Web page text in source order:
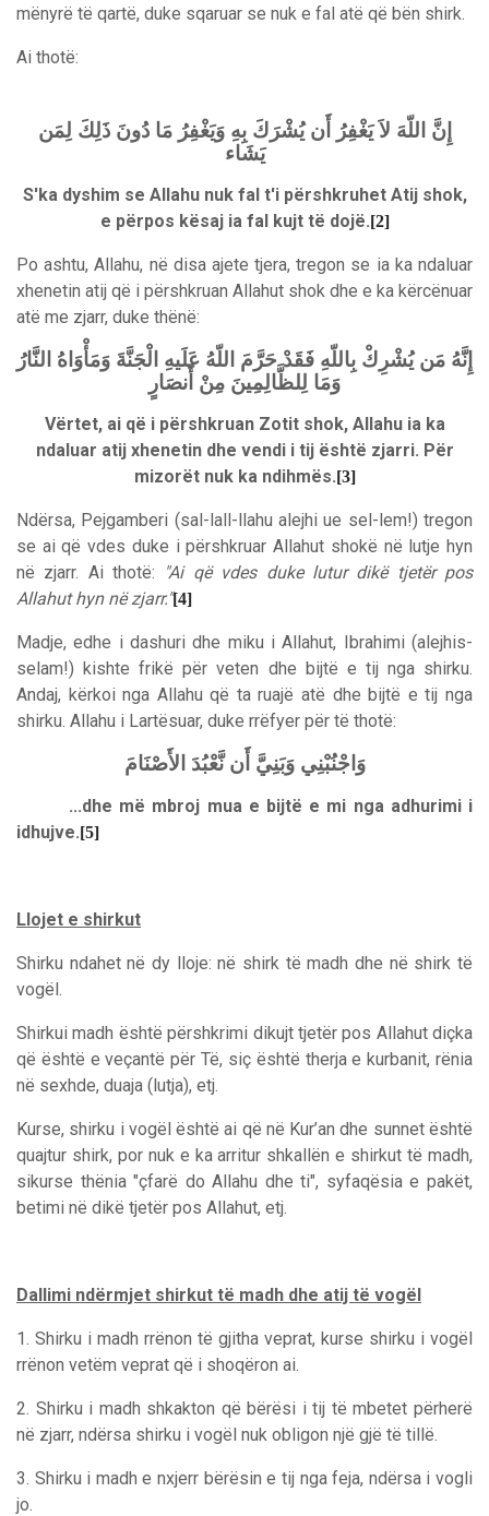
mënyrë të qartë, duke sqaruar se nuk e fal atë që bën shirk.
Ai thotë:
إِنَّ اللّهَ لاَ يَغْفِرُ أَن يُشْرَكَ بِهِ وَيَغْفِرُ مَا دُونَ ذَلِكَ لِمَن
يَشَاء
S'ka dyshim se Allahu nuk fal t'i përshkruhet Atij shok,
e përpos kësaj ia fal kujt të dojë.[2]
Po ashtu, Allahu, në disa ajete tjera, tregon se ia ka ndaluar
xhenetin atij që i përshkruan Allahut shok dhe e ka kërcënuar
atë me zjarr, duke thënë:
إِنَّهُ مَن يُشْرِكْ بِاللّهِ فَقَدْ حَرَّمَ اللّهُ عَلَيهِ الْجَنَّةَ وَمَأْوَاهُ النَّارُ
وَمَا لِلظَّالِمِينَ مِنْ أَنصَارٍ
Vërtet, ai që i përshkruan Zotit shok, Allahu ia ka
ndaluar atij xhenetin dhe vendi i tij është zjarri. Për
mizorët nuk ka ndihmës.[3]
Ndërsa, Pejgamberi (sal-lall-llahu alejhi ue sel-lem!) tregon
se ai që vdes duke i përshkruar Allahut shokë në lutje hyn
në zjarr. Ai thotë:
"Ai që vdes duke lutur dikë tjetër pos
Allahut hyn në zjarr."[4]
Madje, edhe i dashuri dhe miku i Allahut, Ibrahimi (alejhis-
selam!) kishte frikë për veten dhe bijtë e tij nga shirku.
Andaj, kërkoi nga Allahu që ta ruajë atë dhe bijtë e tij nga
shirku. Allahu i Lartësuar, duke rrëfyer për të thotë:
وَاجْنُبْنِي وَبَنِيَّ أَن نَّعْبُدَ الأَصْنَامَ
...dhe më mbroj mua e bijtë e mi nga adhurimi i
idhujve.[5]
Llojet e shirkut
Shirku ndahet në dy lloje: në shirk të madh dhe në shirk të
vogël.
Shirkui madh është përshkrimi dikujt tjetër pos Allahut diçka
që është e veçantë për Të, siç është therja e kurbanit, rënia
në sexhde, duaja (lutja), etj.
Kurse, shirku i vogël është ai që në Kur’an dhe sunnet është
quajtur shirk, por nuk e ka arritur shkallën e shirkut të madh,
sikurse thënia "çfarë do Allahu dhe ti", syfaqësia e pakët,
betimi në dikë tjetër pos Allahut, etj.
Dallimi ndërmjet shirkut të madh dhe atij të vogël
1. Shirku i madh rrënon të gjitha veprat, kurse shirku i vogël
rrënon vetëm veprat që i shoqëron ai.
2. Shirku i madh shkakton që bërësi i tij të mbetet përherë
në zjarr, ndërsa shirku i vogël nuk obligon një gjë të tillë.
3. Shirku i madh e nxjerr bërësin e tij nga feja, ndërsa i vogli
jo.